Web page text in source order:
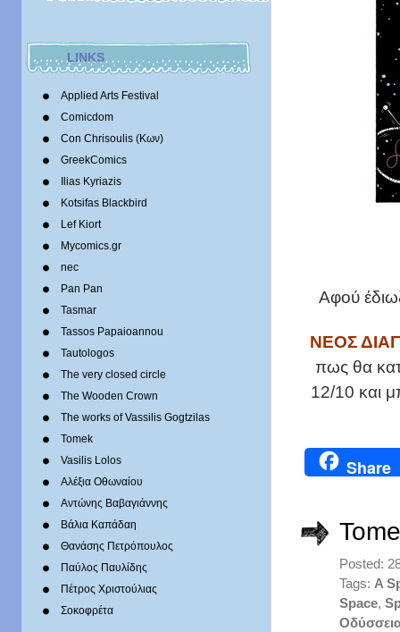
LINKS
Applied Arts Festival
Comicdom
Con Chrisoulis (Κων)
GreekComics
Ilias Kyriazis
Kotsifas Blackbird
Lef Kiort
Mycomics.gr
nec
Pan Pan
Tasmar
Tassos Papaioannou
Tautologos
The very closed circle
The Wooden Crown
The works of Vassilis Gogtzilas
Tomek
Vasilis Lolos
Αλέξια Οθωναίου
Αντώνης Βαβαγιάννης
Βάλια Καπάδαη
Θανάσης Πετρόπουλος
Παύλος Παυλίδης
Πέτρος Χριστούλιας
Σοκοφρέτα
Αφού
ΝΕΟΣ
πως θα
12/10 και
Share
Posted:
Tags: A
Space,